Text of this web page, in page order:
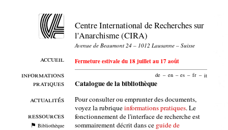
accueil
informations
pratiques
actualités
ressources
Bibliothèque
Centre International de Recherches sur
l'Anarchisme (CIRA)
Avenue de Beaumont 24 – 1012 Lausanne – Suisse
Fermeture estivale du 18 juillet au 17 août
de – en – es – fr – it
Catalogue de la bibliothèque
Pour consulter ou emprunter des documents,
voyez la rubriqueinformations pratiques. Le
fonctionnement de l'interface de recherche est
sommairement décrit dans ce guide de